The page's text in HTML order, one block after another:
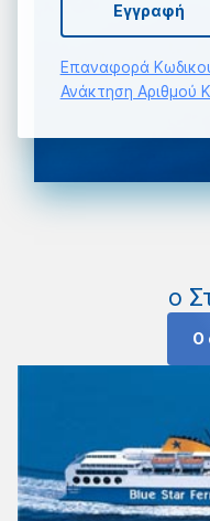
Εγγραφή
Επαναφορά
Ανάκτηση Αριθμού
ο
Ο